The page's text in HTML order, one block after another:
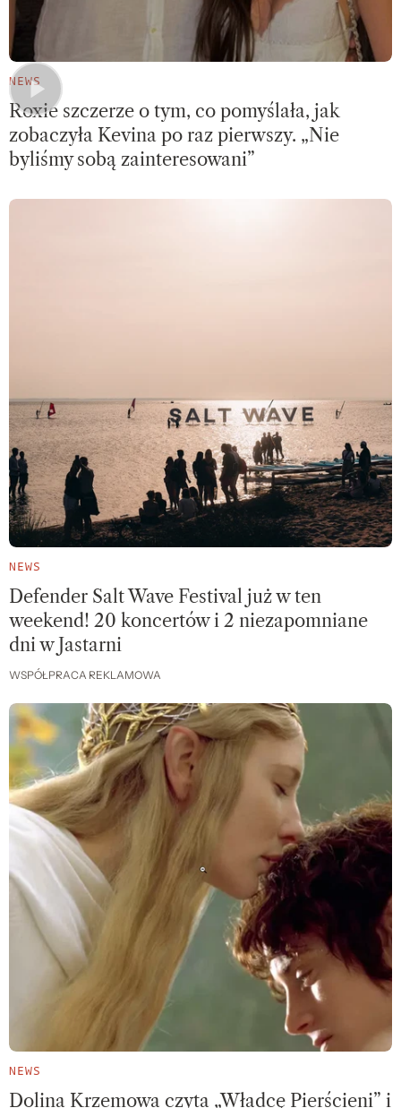
NEWS
Roxie szczerze o tym, co pomyślała, jak
zobaczyła Kevina po raz pierwszy. „Nie
byliśmy sobą zainteresowani”
NEWS
Defender Salt Wave Festival już w ten
weekend! 20 koncertów i 2 niezapomniane
dni w Jastarni
WSPÓŁPRACA REKLAMOWA
NEWS
Dolina Krzemowa czyta „Władcę Pierścieni” i